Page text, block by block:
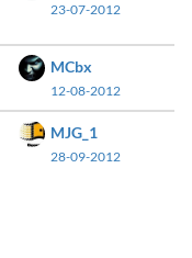
23-07-2012
MCbx
12-08-2012
MJG_1
28-09-2012